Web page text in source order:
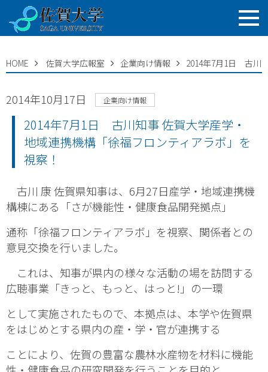
HOME 佐賀大学広報室 企業向け情報 2014年7月1日 古川
2014年10月17日 企業向け情報
2014年7月1日 古川知事 佐賀大学産学・
地域連携機構「徐福フロンティアラボ」を
視察！
古川 康 佐賀県知事は、6月27日産学・地域連携機
構棟にある「さが機能性・健康食品開発拠点」
通称「徐福フロンティアラボ」を視察、関係者との
意見交換を行いました。
これは、知事が県内の様々な活動の場を訪問する
広聴事業「きっと、もっと、はっと!」の一環
として実施されたもので、本拠点は、本学や佐賀県
をはじめとする県内の産・学・官が連携する
ことにより、佐賀の豊富な農林水産物を材料に機能